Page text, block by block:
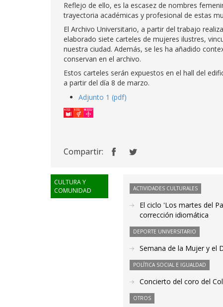
Reflejo de ello, es la escasez de nombres
trayectoria académicas y profesional de estas
El Archivo Universitario, a partir del trabajo
elaborado siete carteles de mujeres ilustres,
nuestra ciudad. Además, se les ha añadido
conservan en el archivo.
Estos carteles serán expuestos en el hall del
a partir del día 8 de marzo.
Adjunto 1 (pdf)
Compartir:
CULTURA Y
COMUNIDAD
ACTIVIDADES CULTURALES
El ciclo 'Los martes del
corrección idiomática
DEPORTE UNIVERSITARIO
Semana de la Mujer y el
POLÍTICA SOCIAL E IGUALDAD
Concierto del coro del
OTROS